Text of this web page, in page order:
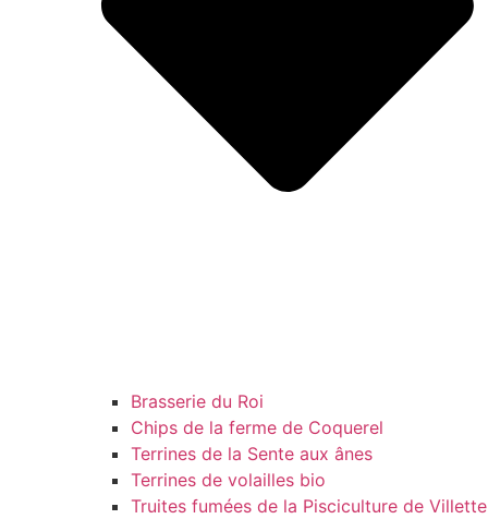
Brasserie du Roi
Chips de la ferme de Coquerel
Terrines de la Sente aux ânes
Terrines de volailles bio
Truites fumées de la Pisciculture de Villette